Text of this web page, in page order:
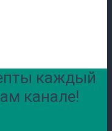
каждый
канале!